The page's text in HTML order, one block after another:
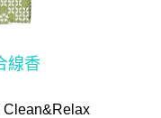
線香
Clean&Relax